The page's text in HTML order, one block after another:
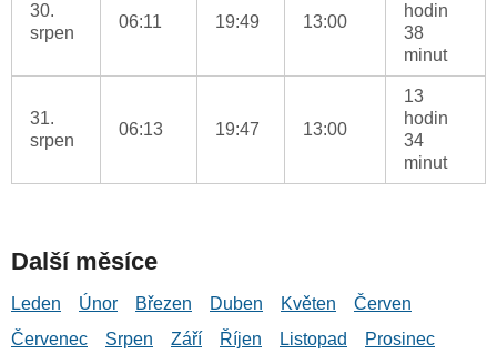
30.
srpen
06:11 19:49 13:00
hodin
38
minut
31.
srpen
06:13 19:47 13:00
13
hodin
34
minut
Další měsíce
Leden Únor Březen Duben Květen
Červen
Červenec
Srpen Září Říjen Listopad Prosinec